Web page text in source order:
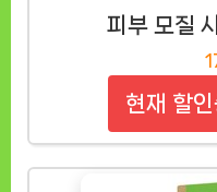
피부 모질
현재 할